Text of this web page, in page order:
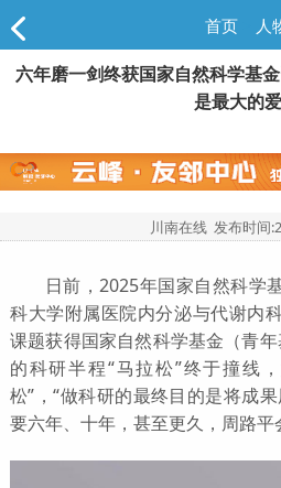
首页 人
六年磨一剑终获国家自然科学基
是最大的
川南在线 发布时间:
日前，2025年国家自然科学
科大学附属医院内分泌与代谢内
课题获得国家自然科学基金（青
的科研半程“马拉松”终于撞线
松”，“做科研的最终目的是将成
要六年、十年，甚至更久，周路平